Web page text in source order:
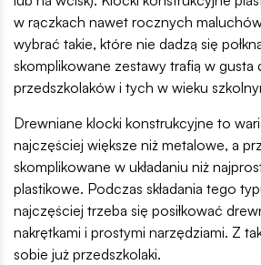
w rączkach nawet rocznych
wybrać takie, które nie dadzą się
skomplikowane zestawy trafią w gusta
przedszkolaków i tych w wieku
Drewniane klocki konstrukcyjne to
najczęściej większe niż metalowe, a
skomplikowane w układaniu niż
plastikowe. Podczas składania tego
najczęściej trzeba się posiłkować
nakrętkami i prostymi narzędziami. Z
sobie już przedszkolaki.